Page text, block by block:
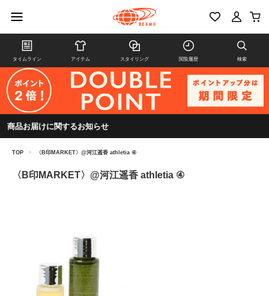
タイムライン アイテム スタイリング 閲覧履歴 検索
商品お届けに関するお知らせ
TOP > 〈B印MARKET〉@河江遥香 athletia ④
〈B印MARKET〉@河江遥香 athletia ④